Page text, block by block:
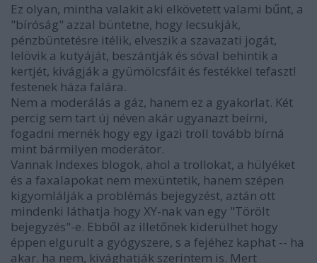
Ez olyan, mintha valakit aki elkövetett valami bűnt, a
"bíróság" azzal büntetne, hogy lecsukják,
pénzbüntetésre itélik, elveszik a szavazati jogát,
lelövik a kutyáját, beszántják és sóval behintik a
kertjét, kivágják a gyümölcsfáit és festékkel tefaszt!
festenek háza falára.
Nem a moderálás a gáz, hanem ez a gyakorlat. Két
percig sem tart új néven akár ugyanazt beírni,
fogadni mernék hogy egy igazi troll tovább bírná
mint bármilyen moderátor.
Vannak Indexes blogok, ahol a trollokat, a hülyéket
és a faxalapokat nem mexüntetik, hanem szépen
kigyomlálják a problémás bejegyzést, aztán ott
mindenki láthatja hogy XY-nak van egy "Törölt
bejegyzés"-e. Ebből az illetőnek kiderülhet hogy
éppen elgurult a gyógyszere, s a fejéhez kaphat -- ha
akar. ha nem, kivághatják szerintem is. Mert